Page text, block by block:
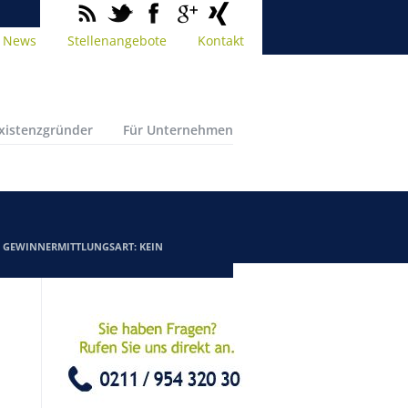
News Stellenangebote Kontakt
Für Unternehmen
GEWINNERMITTLUNGSART: KEIN